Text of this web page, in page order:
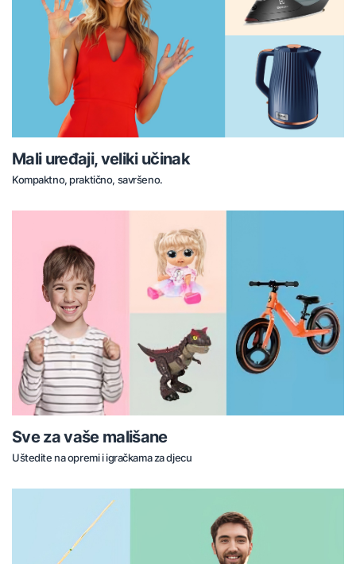
Mali uređaji, veliki učinak
Kompaktno, praktično, savršeno.
Sve za vaše mališane
Uštedite na opremi i igračkama za djecu